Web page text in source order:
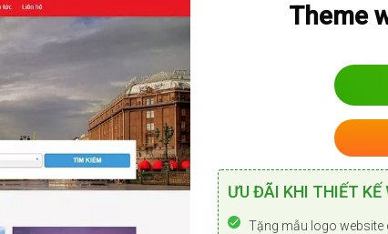
Theme
ƯU ĐÃI KHI THIẾT KẾ
Tặng mẫu logo website